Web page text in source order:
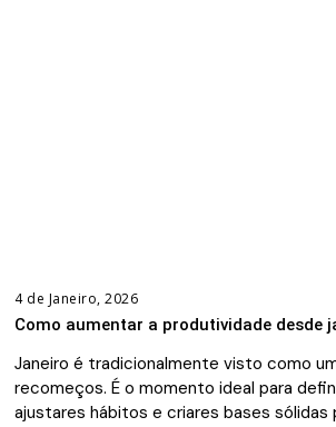
4 de Janeiro, 2026
Como aumentar a produtividade desde
Janeiro é tradicionalmente visto como
recomeços. É o momento ideal para
ajustares hábitos e criares bases sólidas